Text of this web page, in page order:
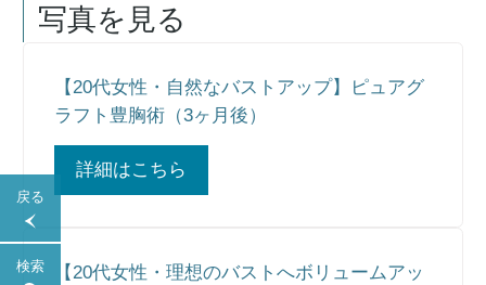
戻る
検索
写真を見る
【20代女性・自然なバストアップ】ピュアグ
ラフト豊胸術（3ヶ月後）
詳細はこちら
【20代女性・理想のバストへボリュームアッ